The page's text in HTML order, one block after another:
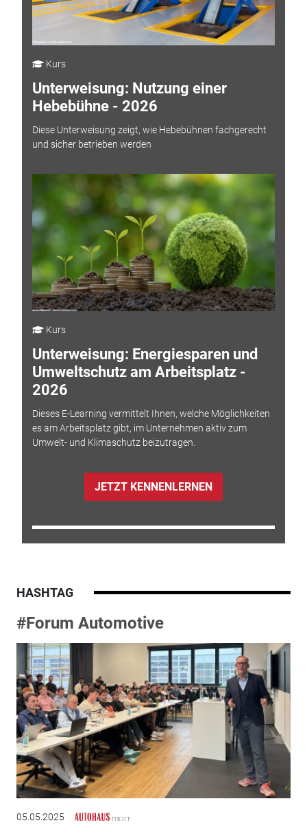
Kurs
Unterweisung: Nutzung einer
Hebebühne - 2026
Diese Unterweisung zeigt, wie Hebebühnen fachgerecht
und sicher betrieben werden
Kurs
Unterweisung: Energiesparen und
Umweltschutz am Arbeitsplatz -
2026
Dieses E-Learning vermittelt Ihnen, welche Möglichkeiten
es am Arbeitsplatz gibt, im Unternehmen aktiv zum
Umwelt- und Klimaschutz beizutragen.
JETZT KENNENLERNEN
HASHTAG
#Forum Automotive
05.05.2025